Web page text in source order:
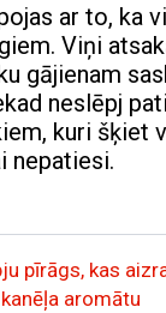
ar to, ka
Viņi
gājienam
neslēpj
kuri šķiet
nepatiesi.
pīrāgs, kas
aromātu